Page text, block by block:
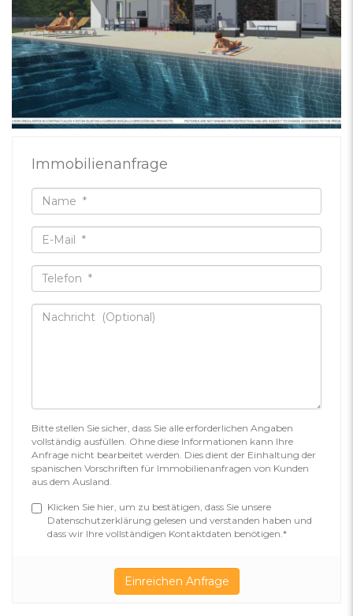
Immobilienanfrage
Bitte stellen Sie sicher, dass Sie alle erforderlichen Angaben
vollständig ausfüllen. Ohne diese Informationen kann Ihre
Anfrage nicht bearbeitet werden. Dies dient der Einhaltung der
spanischen Vorschriften für Immobilienanfragen von Kunden
aus dem Ausland.
Klicken Sie hier, um zu bestätigen, dass Sie unsere
Datenschutzerklärung gelesen und verstanden haben und
dass wir Ihre vollständigen Kontaktdaten benötigen.*